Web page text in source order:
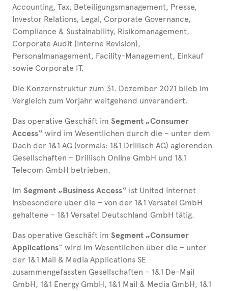
Accounting, Tax, Beteiligungsmanagement, Presse,
Investor Relations, Legal, Corporate Governance,
Compliance & Sustainability, Risikomanagement,
Corporate Audit (Interne Revision),
Personalmanagement, Facility-Management, Einkauf
sowie Corporate IT.
Die Konzernstruktur zum 31. Dezember 2021 blieb im
Vergleich zum Vorjahr weitgehend unverändert.
Das operative Geschäft im Segment „Consumer
Access“ wird im Wesentlichen durch die – unter dem
Dach der 1&1 AG (vormals: 1&1 Drillisch AG) agierenden
Gesellschaften – Drillisch Online GmbH und 1&1
Telecom GmbH betrieben.
Im Segment „Business Access“ ist United Internet
insbesondere über die – von der 1&1 Versatel GmbH
gehaltene – 1&1 Versatel Deutschland GmbH tätig.
Das operative Geschäft im Segment „Consumer
Applications“ wird im Wesentlichen über die – unter
der 1&1 Mail & Media Applications SE
zusammengefassten Gesellschaften – 1&1 De-Mail
GmbH, 1&1 Energy GmbH, 1&1 Mail & Media GmbH, 1&1